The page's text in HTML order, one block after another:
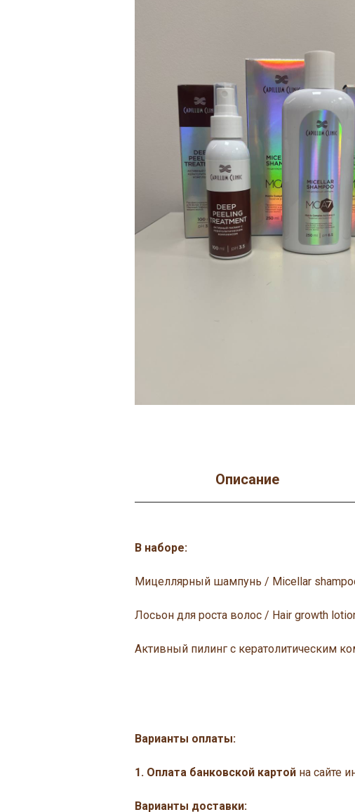
Описание
В наборе:
Мицеллярный шампунь / Micellar
Лосьон для роста волос / Hair growth
Активный пилинг с кератолитическим
Варианты оплаты:
1. Оплата банковской картой на сайте
Варианты доставки: